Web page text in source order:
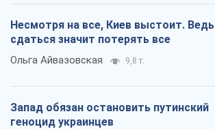
Несмотря на все, Киев выстоит. Ведь
сдаться значит потерять все
Ольга Айвазовская 9,8 т.
Запад обязан остановить путинский
геноцид украинцев